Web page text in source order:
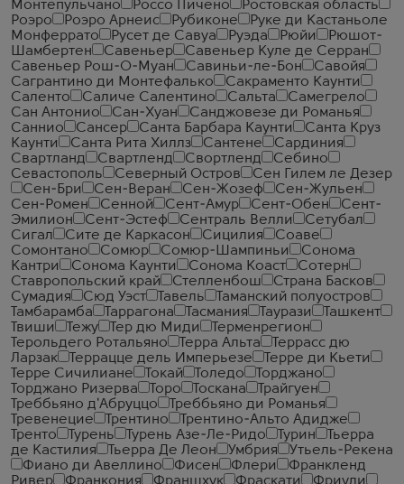
Монтепульчано
Россо Пичено
Ростовская область
Роэро
Роэро Арнеис Рубиконе
Руке ди Кастаньоле
Монферрато
Русет де Савуа Руэда Рюйи
Рюшот-
Шамбертен
Савеньер
Савеньер Куле де Серран
Савеньер Рош-О-Муан
Савиньи-ле-Бон
Савойя
Сагрантино ди Монтефалько
Сакраменто Каунти
Саленто
Саличе Салентино Сальта
Самегрело
Сан Антонио
Сан-Хуан
Санджовезе ди Романья
Саннио
Сансер Санта Барбара Каунти
Санта Круз
Каунти
Санта Рита Хиллз Сантене
Сардиния
Свартланд
Свартленд Свортленд
Себино
Севастополь
Северный Остров
Сен Гилем ле Дезер
Сен-Бри
Сен-Веран Сен-Жозеф
Сен-Жульен
Сен-Ромен
Сенной Сент-Амур Сент-Обен
Сент-
Эмилион
Сент-Эстеф Сентраль Велли
Сетубал
Сигал
Сите де Каркасон Сицилия
Соаве
Сомонтано
Сомюр Сомюр-Шампиньи
Сонома
Кантри
Сонома Каунти Сонома Коаст
Сотерн
Ставропольский край
Стелленбош
Страна Басков
Сумадия
Сюд Уэст Тавель
Таманский полуостров
Тамбарамба
Таррагона Тасмания Таурази
Ташкент
Твиши
Тежу Тер дю Миди
Терменрегион
Терольдего Ротальяно
Терра Альта
Террасс дю
Ларзак
Террацце дель Имперьезе
Терре ди Кьети
Терре Сичилиане
Токай Толедо
Торджано
Торджано Ризерва
Торо Тоскана
Трайгуен
Треббьяно д'Абруццо
Треббьяно ди Романья
Тревенецие
Трентино
Трентино-Альто Адидже
Тренто
Турень Турень Азе-Ле-Ридо Турин
Тьерра
де Кастилия
Тьерра Де Леон Умбрия
Утьель-Рекена
Фиано ди Авеллино
Фисен Флери
Франкленд